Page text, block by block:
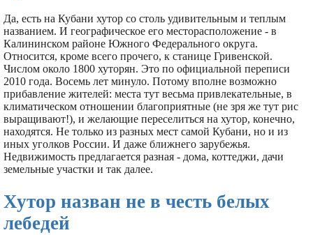
Да, есть на Кубани хутор со столь удивительным и теплым
названием. И географическое его месторасположение - в
Калининском районе Южного Федерального округа.
Относится, кроме всего прочего, к станице Гривенской.
Числом около 1800 хуторян. Это по официальной переписи
2010 года. Восемь лет минуло. Потому вполне возможно
прибавление жителей: места тут весьма привлекательные, в
климатическом отношении благоприятные (не зря же тут рис
выращивают!), и желающие переселиться на хутор, конечно,
находятся. Не только из разных мест самой Кубани, но и из
иных уголков России. И даже ближнего зарубежья.
Недвижимость предлагается разная - дома, коттеджи, дачи
земельные участки и так далее.
Хутор назван не в честь белых
лебедей